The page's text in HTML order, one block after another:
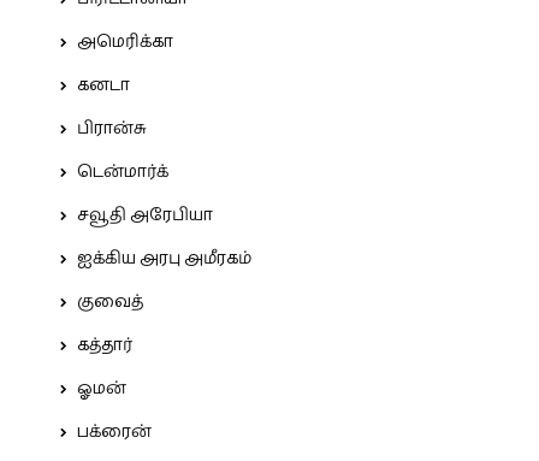
அமெரிக்கா
கனடா
பிரான்சு
டென்மார்க்
சவூதி அரேபியா
ஐக்கிய அரபு அமீரகம்
குவைத்
கத்தார்
ஓமன்
பக்ரைன்